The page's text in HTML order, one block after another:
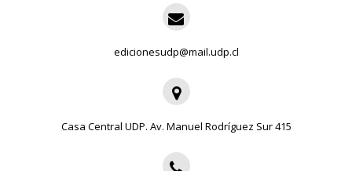
edicionesudp@mail.udp.cl
Casa Central UDP. Av. Manuel Rodríguez Sur 415